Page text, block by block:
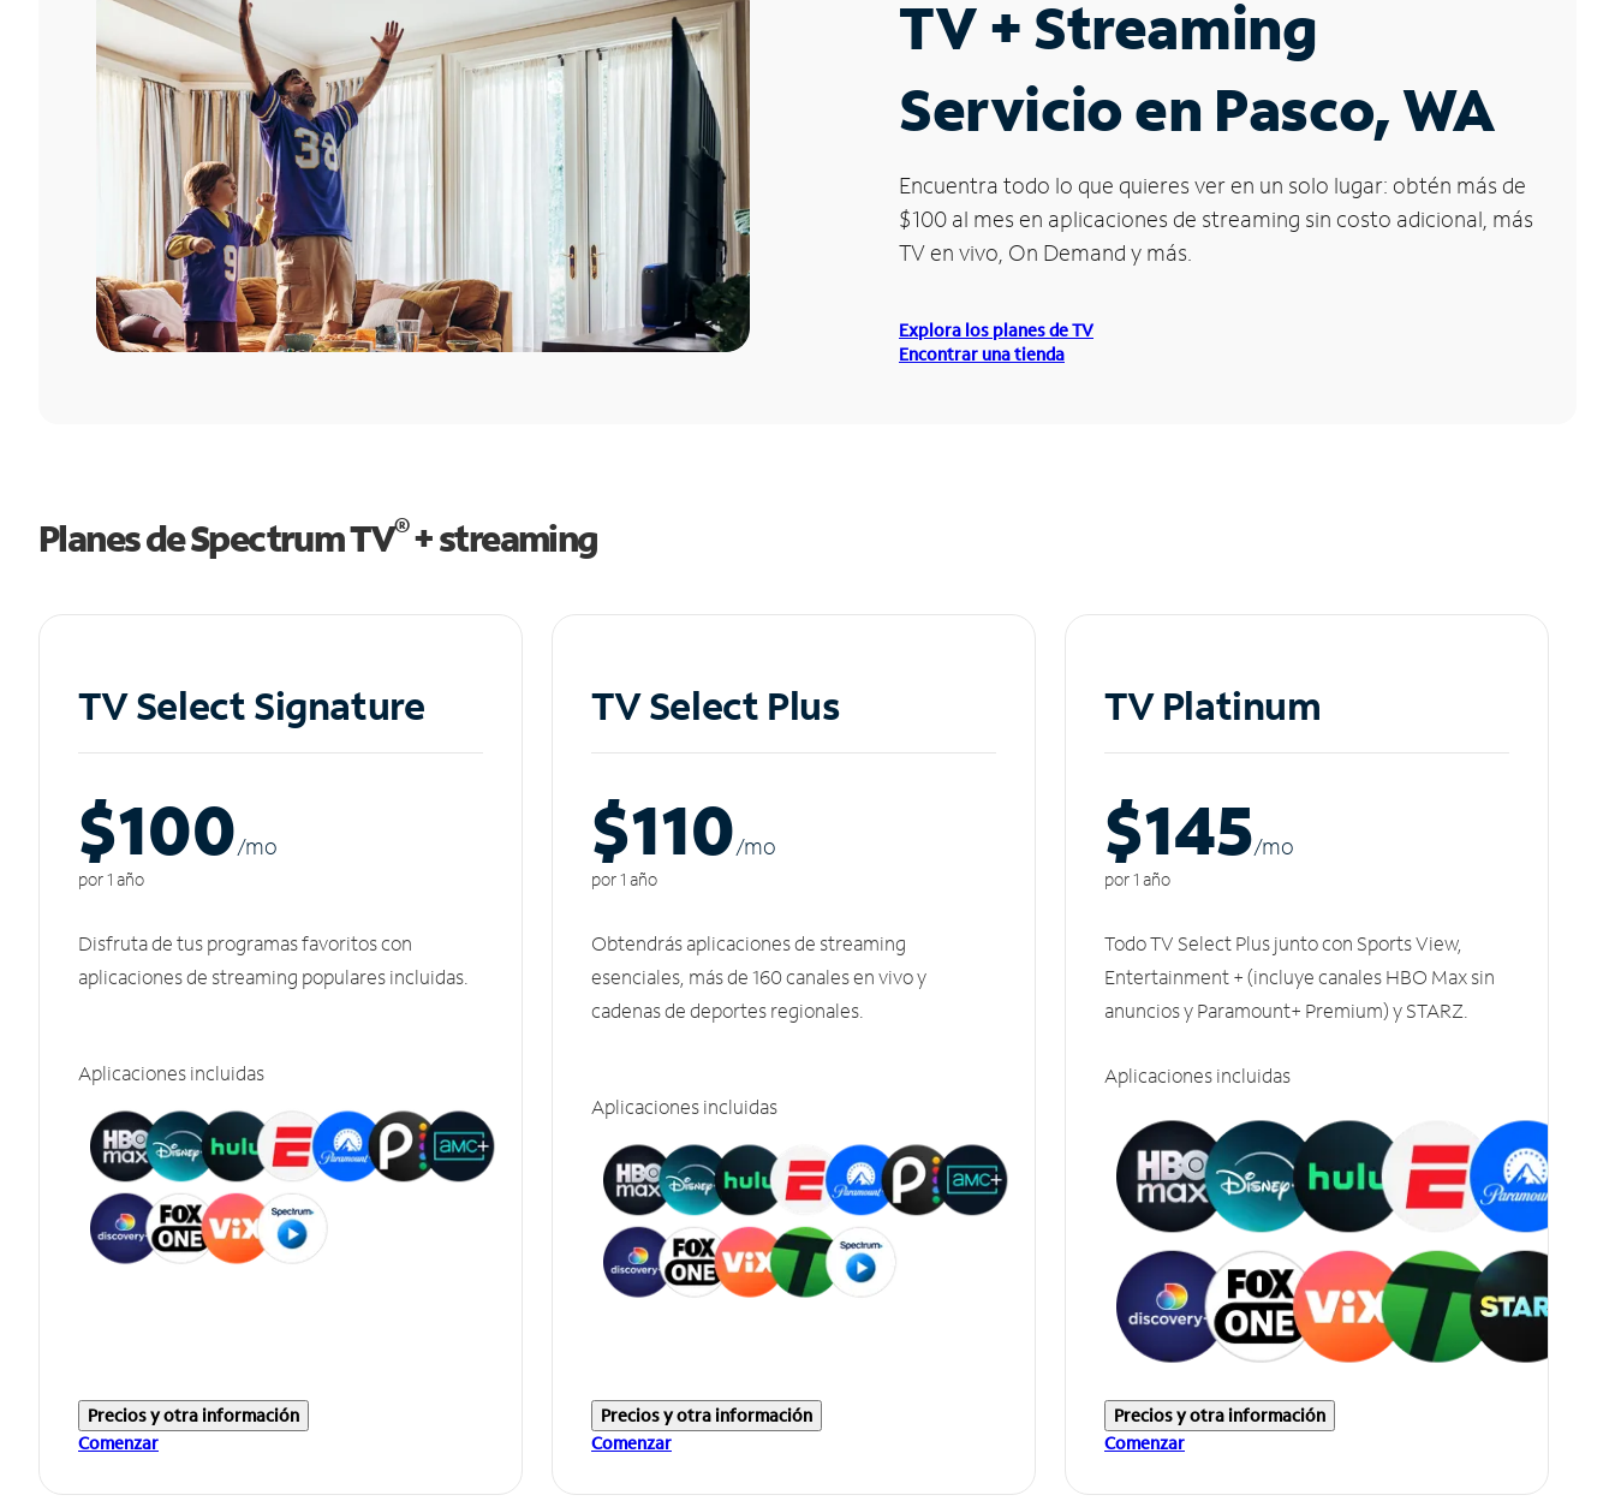
TV + Streaming
Servicio en Pasco, WA
Encuentra todo lo que quieres ver en un solo lugar: obtén más de
$100 al mes en aplicaciones de streaming sin costo adicional, más
TV en vivo, On Demand y más.
Explora los planes de TV
Encontrar una tienda
Planes de Spectrum TV®+ streaming
TV Select Signature
$100/mo
por 1 año
Disfruta de tus programas favoritos con
aplicaciones de streaming populares incluidas.
Aplicaciones incluidas
Precios y otra información
Comenzar
TV Select Plus
$110/mo
por 1 año
Obtendrás aplicaciones de streaming
esenciales, más de 160 canales en vivo y
cadenas de deportes regionales.
Aplicaciones incluidas
Precios y otra información
Comenzar
TV Platinum
$145/mo
por 1 año
Todo TV Select Plus junto con Sports View,
Entertainment + (incluye canales HBO Max sin
anuncios y Paramount+ Premium) y STARZ.
Aplicaciones incluidas
Precios y otra información
Comenzar